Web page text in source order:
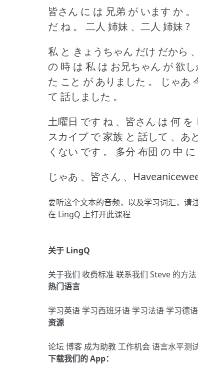
皆さん に は 兄弟 が います か 。
だ ね 。
二人 姉妹 、二人 姉妹 ?
私 と きょうちゃん だけ だから
の 時 は 私 は お兄ちゃん が 欲し
た こと が ありました 。
じゃあ
て 話しました 。
土曜日 です ね 、皆さん は 何 を
スカイプ で 家族 と 話して 、あ
くない です 。
多分 布団 の 中 に
じゃあ 、皆さん 、
要听这个文本的音频，以及学习词汇，请
在 LingQ 上打开此课程
关于 LingQ
关于我们 收费标准 联系我们 Steve 的方法
热门语言
学习英语 学习西班牙语 学习法语 学习德语
资源
论坛 博客 成为助教工作机会语言水平测
下载我们的 App：